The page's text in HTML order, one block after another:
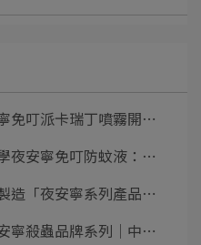
免叮派卡瑞丁噴霧開⋯
夜安寧免叮防蚊液：⋯
造「夜安寧系列產品⋯
寧殺蟲品牌系列│中⋯